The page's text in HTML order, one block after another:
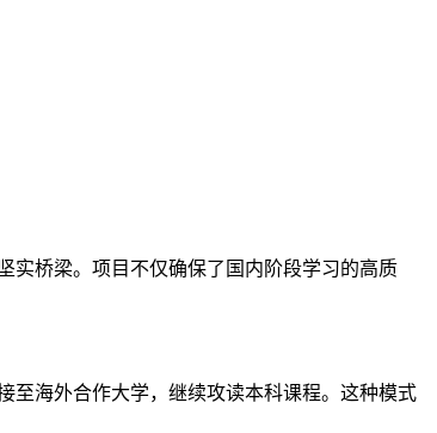
实桥梁。项目不仅确保了国内阶段学习的高质
至海外合作大学，继续攻读本科课程。这种模式